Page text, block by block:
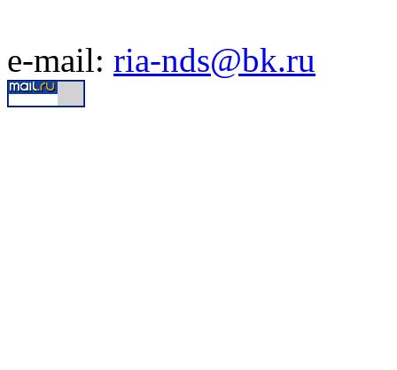
e-mail: ria-nds@bk.ru